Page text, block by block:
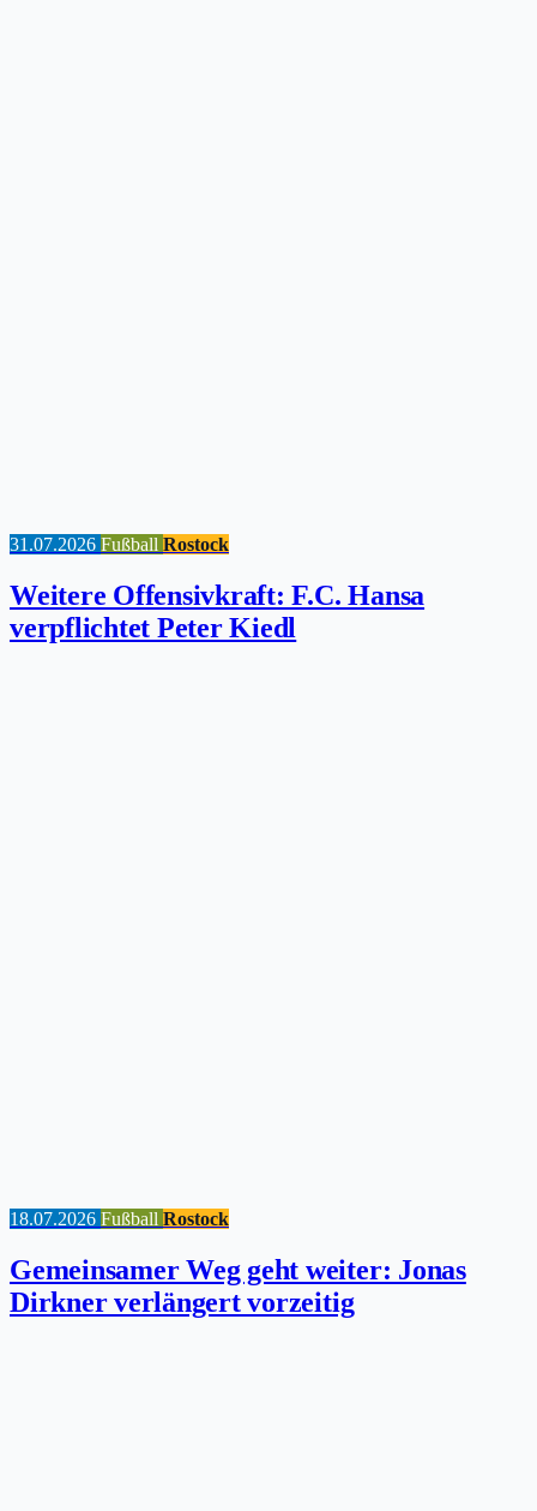
31.07.2026 Fußball Rostock
Weitere Offensivkraft: F.C. Hansa
verpflichtet Peter Kiedl
18.07.2026 Fußball Rostock
Gemeinsamer Weg geht weiter: Jonas
Dirkner verlängert vorzeitig